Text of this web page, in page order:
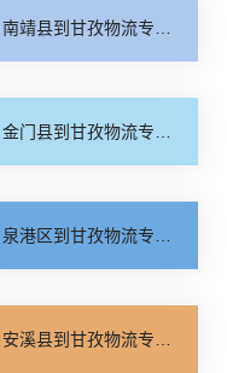
南靖县到甘孜物流专线_上门取件「多久时间」
金门县到甘孜物流专线_专业可靠「高效运输」
泉港区到甘孜物流专线_几天到达「急你所需」
安溪县到甘孜物流专线_送货到门「收费标准」